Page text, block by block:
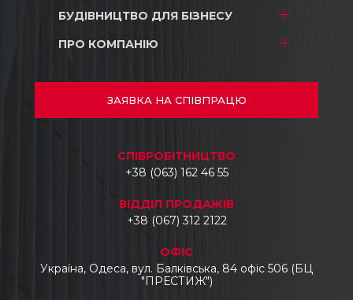
Дизайн
ТРЦ і магазини
Складські комплекси
Автосалони
БУДІВНИЦТВО ДЛЯ БІЗНЕСУ
ТРЦ і магазини
Укладання тротуарної плитки, бордюрів
та водостоків
Промисловий демонтаж
Промислові топпінгові підлоги
металоконструкцій
ПРО КОМПАНІЮ
Проекти
Документи
ЗАЯВКА НА СПІВПРАЦЮ
CПІВРОБІТНИЦТВО
+38 (063) 162 46 55
ВІДДІЛ ПРОДАЖІВ
+38 (067) 312 2122
ОФІС
Україна, Одеса, вул. Балківська, 84 офіс 506 (БЦ
"ПРЕСТИЖ")